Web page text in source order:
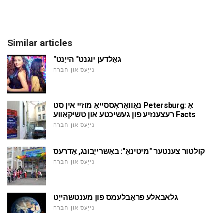
Similar articles
"גאָלדען יוגנט" הייַנט
נייַעס און חברה
נאָוואָראָססייאַ מוזיי אין סט Petersburg: אַ
רעצענזיע פון געשיכטע און טשיקאַווע Facts
נייַעס און חברה
קולטור צענטער "מיטינאָ": באַשרייַבונג, אַדרעס
נייַעס און חברה
גלאבאלע פּראָבלעמס פון מענטשהייַט
נייַעס און חברה